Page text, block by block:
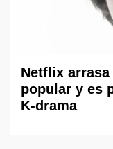
Netflix
popular y es
K-drama